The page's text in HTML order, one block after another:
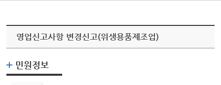
영업신고사항 변경신고(위생용품제조업)
민원정보